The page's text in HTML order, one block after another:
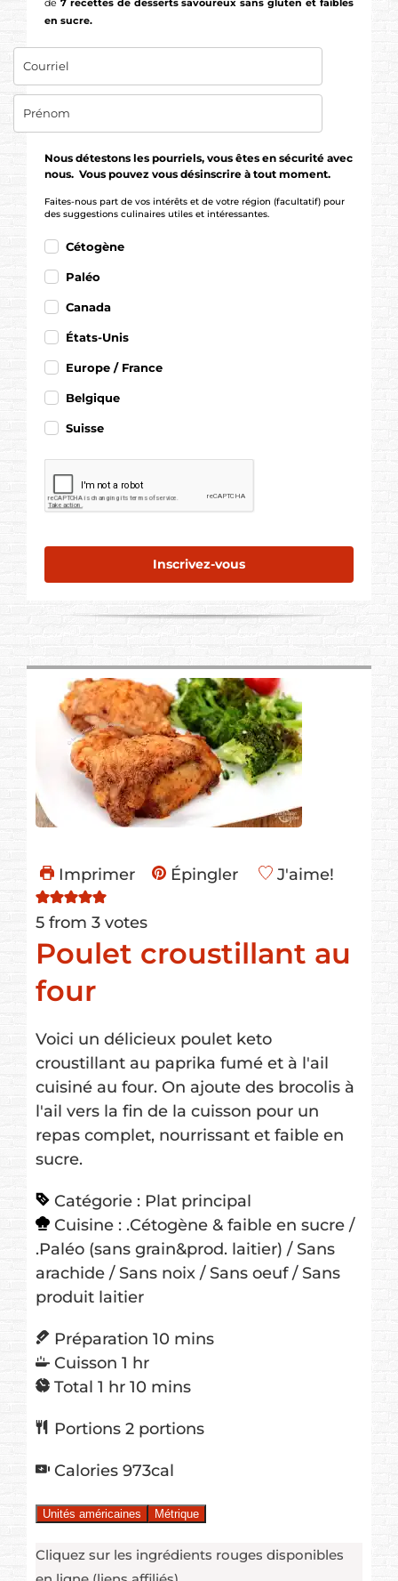
de 7 recettes de desserts savoureux sans gluten et faibles
en sucre.
Nous détestons les pourriels, vous êtes en sécurité avec
nous. Vous pouvez vous désinscrire à tout moment.
Faites-nous part de vos intérêts et de votre région (facultatif) pour
des suggestions culinaires utiles et intéressantes.
Cétogène
Paléo
Canada
États-Unis
Europe / France
Belgique
Suisse
Inscrivez-vous
Imprimer Épingler J'aime!
5from 3votes
Poulet croustillant au
four
Voici un délicieux poulet keto
croustillant au paprika fumé et à l'ail
cuisiné au four. On ajoute des brocolis à
l'ail vers la fin de la cuisson pour un
repas complet, nourrissant et faible en
sucre.
Catégorie : Plat principal
Cuisine : .Cétogène & faible en sucre /
.Paléo (sans grain&prod. laitier) / Sans
arachide / Sans noix / Sans oeuf / Sans
produit laitier
Préparation 10minutes
mins
Cuisson 1 hour
hr
Total 1 hour
hr 10minutes
mins
Portions 2 portions
Calories 973cal
Unités américaines Métrique
Cliquez sur les ingrédients rouges disponibles